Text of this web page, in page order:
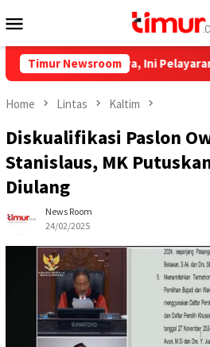
to
Menu
Timur Newsroom
Jadwalnya, Ini Pelayaran Kapal dari
Home Lintas Kaltim
Diskualifikasi Paslon
Stanislaus, MK
Diulang
News Room
24/02/2025